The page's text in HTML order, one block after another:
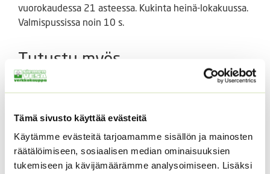
Tämä sivusto käyttää evästeitä
Käytämme evästeitä tarjoamamme sisällön ja mainosten
räätälöimiseen, sosiaalisen median ominaisuuksien
tukemiseen ja kävijämäärämme analysoimiseen. Lisäksi
vuorokaudessa 21 asteessa. Kukinta heinä-lokakuussa.
Valmispussissa noin 10 s.
Tutustu myös